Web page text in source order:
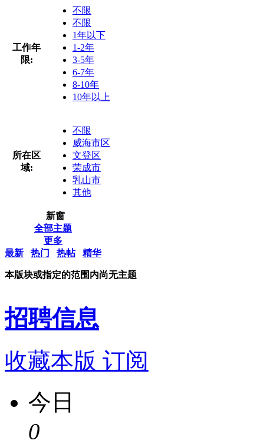
工作年
限:
不限
不限
1年以下
1-2年
3-5年
6-7年
8-10年
10年以上
所在区
域:
不限
威海市区
文登区
荣成市
乳山市
其他
新窗
全部主题
更多
最新
热门 热帖 精华
本版块或指定的范围内尚无主题
招聘信息
收藏本版 订阅
今日
0